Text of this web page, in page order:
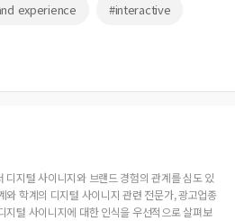
experience #interactive
디지털 사이니지와 브랜드 경험의 관계를 심도 있
와 학계의 디지털 사이니지 관련 전문가, 광고업종
지털 사이니지에 대한 인식을 우선적으로 살펴보